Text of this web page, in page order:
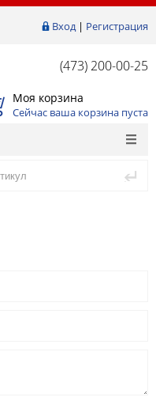
Вход| Регистрация
(473) 200-00-25
Моя корзина
Сейчас ваша корзина пуста